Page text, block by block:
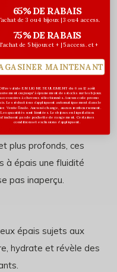
plus profonds, ces
à épais une fluidité
pas inaperçu.
épais sujets aux
hydrate et révèle des
65% DE RABAIS
de 3 ou 4 bijoux | 3 ou 4 access.
75% DE RABAIS
de 5 bijoux et + | 5 access. et +
MAINTENANT
valide EN LIGNE SEULEMENT du 6 au 12 août
ou jusqu'à épuisement des stocks sur les bijoux
à cheveux sélectionnés. Aucun code promo
Les réductions s’appliquent automatiquement dans le
Vente finale. Aucun échange, aucun remboursement.
Les quantités sont limitées. Les bijoux en liquidation
n'incluent pas de pochette de rangement. Certaines
conditions et exclusions s'appliquent.